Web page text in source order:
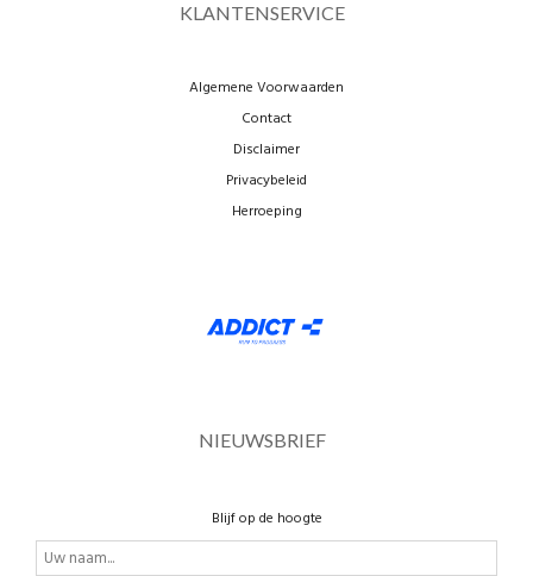
KLANTENSERVICE
Algemene Voorwaarden
Contact
Disclaimer
Privacybeleid
Herroeping
NIEUWSBRIEF
Blijf op de hoogte